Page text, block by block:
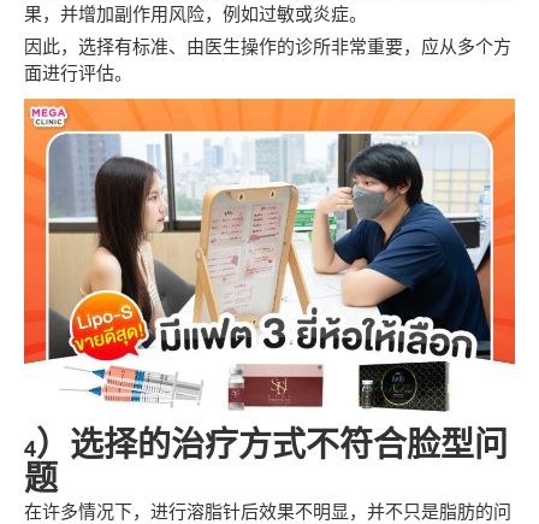
果，并增加副作用风险，例如过敏或炎症。
因此，选择有标准、由医生操作的诊所非常重要，应从多个方
面进行评估。
4）选择的治疗方式不符合脸型问
题
在许多情况下，进行溶脂针后效果不明显，并不只是脂肪的问